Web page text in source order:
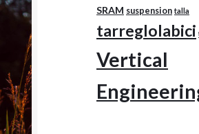
SRAM suspension talla
tarreglolabici
Vertical